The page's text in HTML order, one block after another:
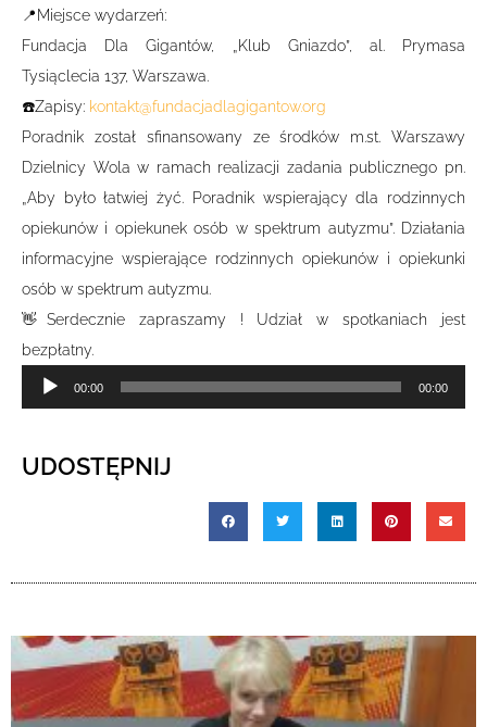
📍Miejsce wydarzeń:
Fundacja Dla Gigantów, „Klub Gniazdo”, al. Prymasa
Tysiąclecia 137, Warszawa.
☎️Zapisy: kontakt@fundacjadlagigantow.org
Poradnik został sfinansowany ze środków m.st. Warszawy
Dzielnicy Wola w ramach realizacji zadania publicznego pn.
„Aby było łatwiej żyć. Poradnik wspierający dla rodzinnych
opiekunów i opiekunek osób w spektrum autyzmu”. Działania
informacyjne wspierające rodzinnych opiekunów i opiekunki
osób w spektrum autyzmu.
👋Serdecznie zapraszamy ! Udział w spotkaniach jest
bezpłatny.
Odtwarzacz
plików
00:00 00:00
UDOSTĘPNIJ